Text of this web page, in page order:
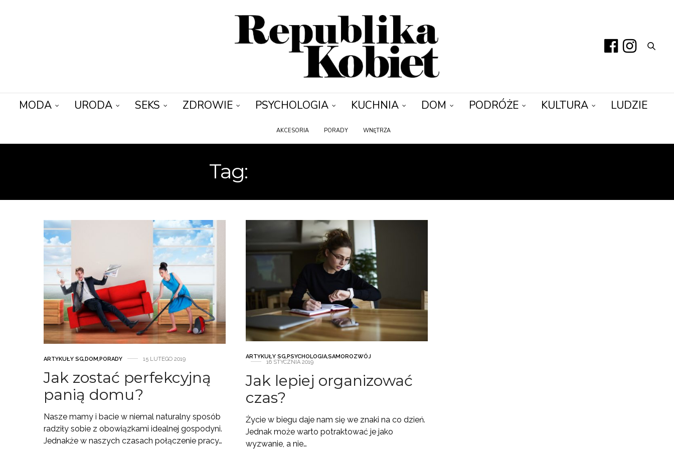
MODA URODA SEKS ZDROWIE PSYCHOLOGIA KUCHNIA DOM PODRÓŻE KULTURA LUDZIE
AKCESORIA PORADY WNĘTRZA
Tag:
ARTYKUŁY SG,DOM,PORADY 15 LUTEGO 2019
Jak zostać perfekcyjną
panią domu?
Nasze mamy i bacie w niemal naturalny sposób
radziły sobie z obowiązkami idealnej gospodyni.
Jednakże w naszych czasach połączenie pracy…
ARTYKUŁY SG,PSYCHOLOGIA,SAMOROZWÓJ
16 STYCZNIA 2019
Jak lepiej organizować
czas?
Życie w biegu daje nam się we znaki na co dzień.
Jednak może warto potraktować je jako
wyzwanie, a nie…